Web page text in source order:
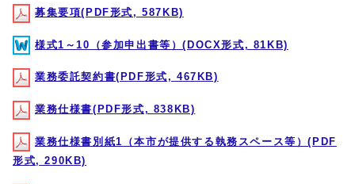
募集要項(PDF形式, 587KB)
様式1～10（参加申出書等）(DOCX形式, 81KB)
業務委託契約書(PDF形式, 467KB)
業務仕様書(PDF形式, 838KB)
業務仕様書別紙1（本市が提供する執務スペース等）(PDF
形式, 290KB)